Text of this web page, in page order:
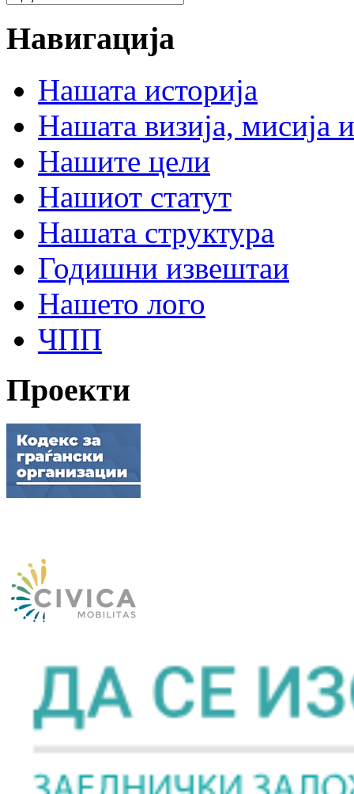
Навигација
Нашата историја
Нашата визија, мисија и
Нашите цели
Нашиот статут
Нашата структура
Годишни извештаи
Нашето лого
ЧПП
Проекти